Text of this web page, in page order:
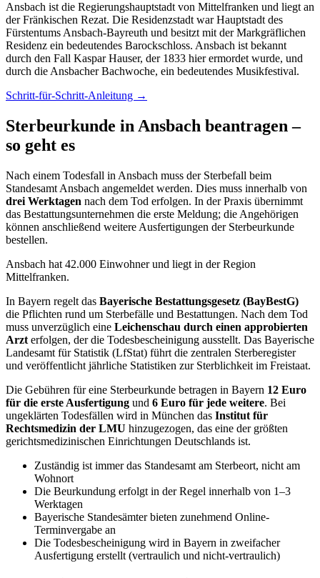
Ansbach ist die Regierungshauptstadt von Mittelfranken und liegt an
der Fränkischen Rezat. Die Residenzstadt war Hauptstadt des
Fürstentums Ansbach-Bayreuth und besitzt mit der Markgräflichen
Residenz ein bedeutendes Barockschloss. Ansbach ist bekannt
durch den Fall Kaspar Hauser, der 1833 hier ermordet wurde, und
durch die Ansbacher Bachwoche, ein bedeutendes Musikfestival.
Schritt-für-Schritt-Anleitung →
Sterbeurkunde in Ansbach beantragen –
so geht es
Nach einem Todesfall in Ansbach muss der Sterbefall beim
Standesamt Ansbach angemeldet werden. Dies muss innerhalb von
drei Werktagen nach dem Tod erfolgen. In der Praxis übernimmt
das Bestattungsunternehmen die erste Meldung; die Angehörigen
können anschließend weitere Ausfertigungen der Sterbeurkunde
bestellen.
Ansbach hat 42.000 Einwohner und liegt in der Region
Mittelfranken.
In Bayern regelt das Bayerische Bestattungsgesetz (BayBestG)
die Pflichten rund um Sterbefälle und Bestattungen. Nach dem Tod
muss unverzüglich eine Leichenschau durch einen approbierten
Arzt erfolgen, der die Todesbescheinigung ausstellt. Das Bayerische
Landesamt für Statistik (LfStat) führt die zentralen Sterberegister
und veröffentlicht jährliche Statistiken zur Sterblichkeit im Freistaat.
Die Gebühren für eine Sterbeurkunde betragen in Bayern 12 Euro
für die erste Ausfertigung und 6 Euro für jede weitere. Bei
ungeklärten Todesfällen wird in München das Institut für
Rechtsmedizin der LMU hinzugezogen, das eine der größten
gerichtsmedizinischen Einrichtungen Deutschlands ist.
Zuständig ist immer das Standesamt am Sterbeort, nicht am
Wohnort
Die Beurkundung erfolgt in der Regel innerhalb von 1–3
Werktagen
Bayerische Standesämter bieten zunehmend Online-
Terminvergabe an
Die Todesbescheinigung wird in Bayern in zweifacher
Ausfertigung erstellt (vertraulich und nicht-vertraulich)